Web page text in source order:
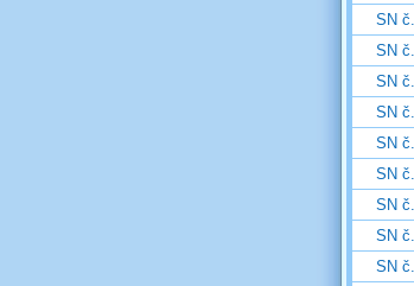
SN
SN
SN
SN
SN
SN
SN
SN
SN